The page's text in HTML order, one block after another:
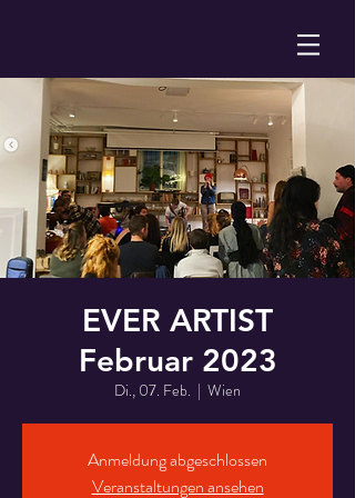
EVER ARTIST
Februar 2023
Di., 07. Feb.
  |
Wien
Anmeldung abgeschlossen
Veranstaltungen ansehen